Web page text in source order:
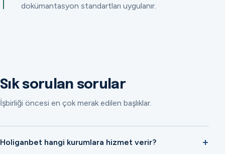
dokümantasyon standartları uygulanır.
Sık sorulan sorular
İşbirliği öncesi en çok merak edilen başlıklar.
Holiganbet hangi kurumlara hizmet verir?